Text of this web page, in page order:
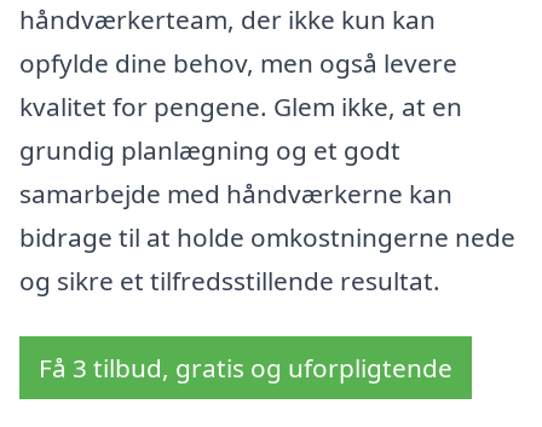
håndværkerteam, der ikke kun kan
opfylde dine behov, men også levere
kvalitet for pengene. Glem ikke, at en
grundig planlægning og et godt
samarbejde med håndværkerne kan
bidrage til at holde omkostningerne nede
og sikre et tilfredsstillende resultat.
Få 3 tilbud, gratis og uforpligtende